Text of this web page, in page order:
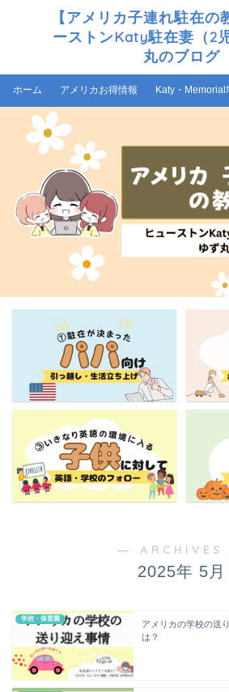
【アメリカ子連れ駐在の
ーストンKaty駐在妻（2
丸のブログ
ホーム アメリカお得情報 Katy・Memorial
― ARCHIVES
2025年 5月
学校・保育園
アメリカの学校の送
は？